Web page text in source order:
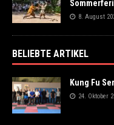
8. August
BELIEBTE ARTIKEL
Kung Fu
24. Oktober